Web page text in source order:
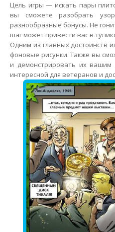
Цель игры — искать пары
вы сможете разобрать
разнообразные бонусы. Не
шаг может привести вас в
Одним из главных достоинств
фоновые рисунки. Также вы
и демонстрировать их вашим
интересной для ветеранов и